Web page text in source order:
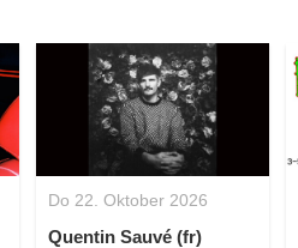
Do 22. Oktober 2026
Quentin Sauvé (fr)